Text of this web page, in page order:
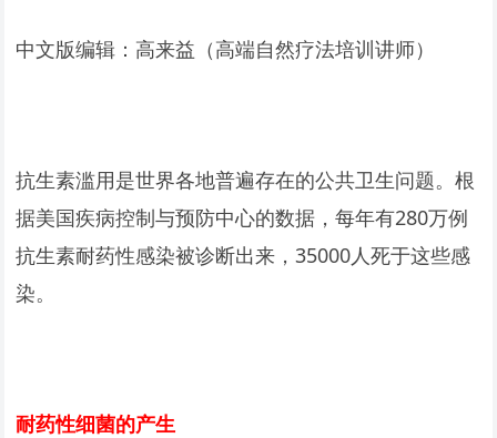
中文版编辑：高来益（高端自然疗法培训讲师）
抗生素滥用是世界各地普遍存在的公共卫生问题。根
据美国疾病控制与预防中心的数据，每年有280万例
抗生素耐药性感染被诊断出来，35000人死于这些感
染。
耐药性细菌的产生